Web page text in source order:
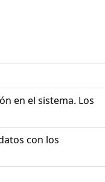
en el sistema. Los
con los